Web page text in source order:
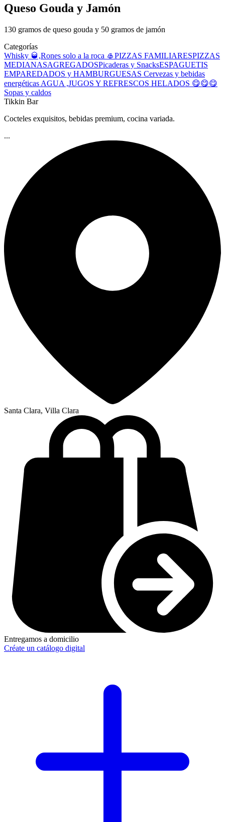
Queso Gouda y Jamón
130 gramos de queso gouda y 50 gramos de jamón
Categorías
Whisky 🥃,Rones solo a la roca 🥌PIZZAS FAMILIARESPIZZAS
MEDIANASAGREGADOSPicaderas y SnacksESPAGUETIS
EMPAREDADOS y HAMBURGUESAS Cervezas y bebidas
energéticas AGUA ,JUGOS Y REFRESCOS HELADOS 😋😋😋
Sopas y caldos
Tikkin Bar
Cocteles exquisitos, bebidas premium, cocina variada.
...
Santa Clara, Villa Clara
Entregamos a domicilio
Créate un catálogo digital